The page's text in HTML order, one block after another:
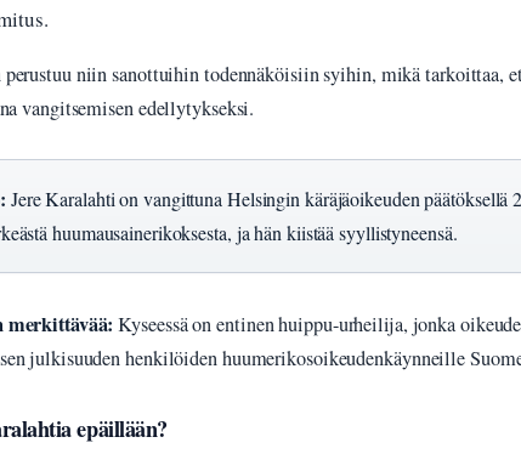
niin sanottuihin todennäköisiin syihin, mikä tarkoittaa,
vangitsemisen edellytykseksi.
Jere Karalahti on vangittuna Helsingin käräjäoikeuden päätöksellä
huumausainerikoksesta, ja hän kiistää syyllistyneensä.
Kyseessä on entinen huippu-urheilija, jonka
julkisuuden henkilöiden huumerikosoikeudenkäynneille
epäillään?